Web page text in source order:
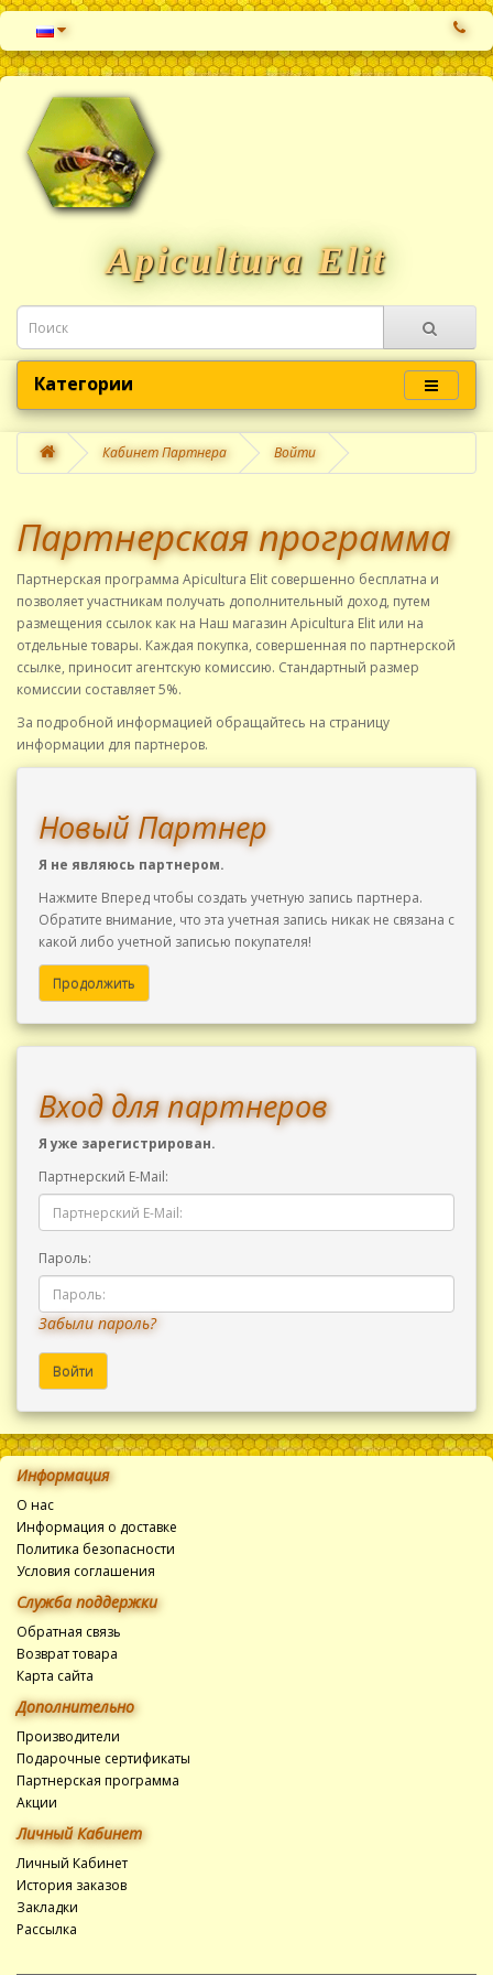
Apicultura Elit
Категории
Кабинет Партнера Войти
Партнерская программа
Партнерская программа Apicultura Elit совершенно бесплатна и
позволяет участникам получать дополнительный доход, путем
размещения ссылок как на Наш магазин Apicultura Elit или на
отдельные товары. Каждая покупка, совершенная по партнерской
ссылке, приносит агентскую комиссию. Стандартный размер
комиссии составляет 5%.
За подробной информацией обращайтесь на страницу
информации для партнеров.
Новый Партнер
Я не являюсь партнером.
Нажмите Вперед чтобы создать учетную запись партнера.
Обратите внимание, что эта учетная запись никак не связана с
какой либо учетной записью покупателя!
Продолжить
Вход для партнеров
Я уже зарегистрирован.
Партнерский E-Mail:
Пароль:
Забыли пароль?
Информация
О нас
Информация о доставке
Политика безопасности
Условия соглашения
Служба поддержки
Обратная связь
Возврат товара
Карта сайта
Дополнительно
Производители
Подарочные сертификаты
Партнерская программа
Акции
Личный Кабинет
Личный Кабинет
История заказов
Закладки
Рассылка